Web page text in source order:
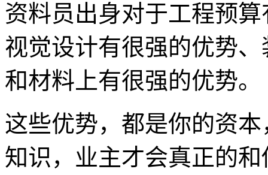
资料员出身对于工程预
视觉设计有很强的优势
和材料上有很强的优势。
这些优势，都是你的资
知识，业主才会真正的和